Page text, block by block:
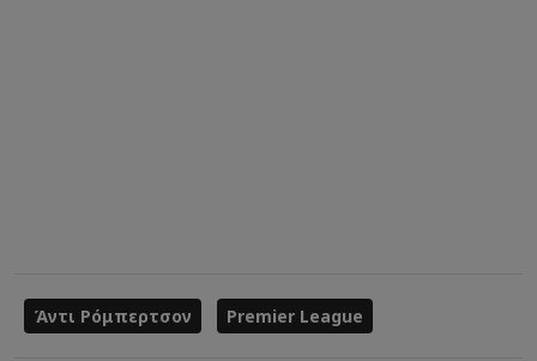
Άντι Ρόμπερτσον Premier League